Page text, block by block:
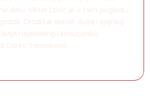
delu. Viktor Lazić je u tom pogledu
Ortakluk dobrih duša i sjajnog
najskladniju koautorsku
Darko Tanasković